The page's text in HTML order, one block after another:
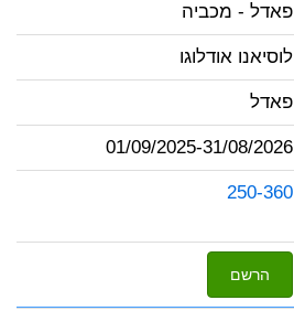
פאדל - מכביה
לוסיאנו אודלוגו
פאדל
01/09/2025-31/08/2026
250-360
הרשם